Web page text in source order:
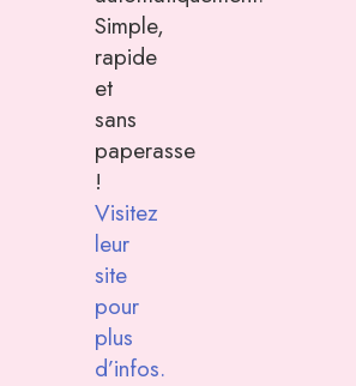
Simple,
rapide
et
sans
paperasse
!
Visitez
leur
site
pour
plus
d’infos.